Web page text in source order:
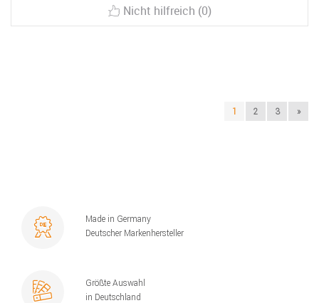
Nicht hilfreich (0)
1 2 3 »
Made in Germany
Deutscher Markenhersteller
Größte Auswahl
in Deutschland